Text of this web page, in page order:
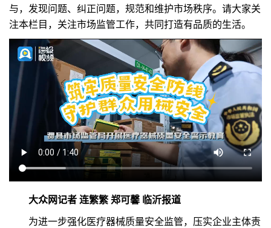
与，发现问题、纠正问题，规范和维护市场秩序。请大家关
注本栏目，关注市场监管工作，共同打造有品质的生活。
大众网记者 连繁繁 郑可馨 临沂报道
为进一步强化医疗器械质量安全监管，压实企业主体责